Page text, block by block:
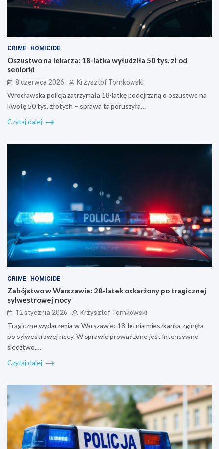
CRIME HOMICIDE
Oszustwo na lekarza: 18-latka wyłudziła 50 tys. zł od
seniorki
8 czerwca 2026 Krzysztof Tomkowski
Wrocławska policja zatrzymała 18-latkę podejrzaną o oszustwo na
kwotę 50 tys. złotych – sprawa ta poruszyła…
Czytaj dalej
CRIME HOMICIDE
Zabójstwo w Warszawie: 28-latek oskarżony po tragicznej
sylwestrowej nocy
12 stycznia 2026 Krzysztof Tomkowski
Tragiczne wydarzenia w Warszawie: 18-letnia mieszkanka zginęła
po sylwestrowej nocy. W sprawie prowadzone jest intensywne
śledztwo,…
Czytaj dalej